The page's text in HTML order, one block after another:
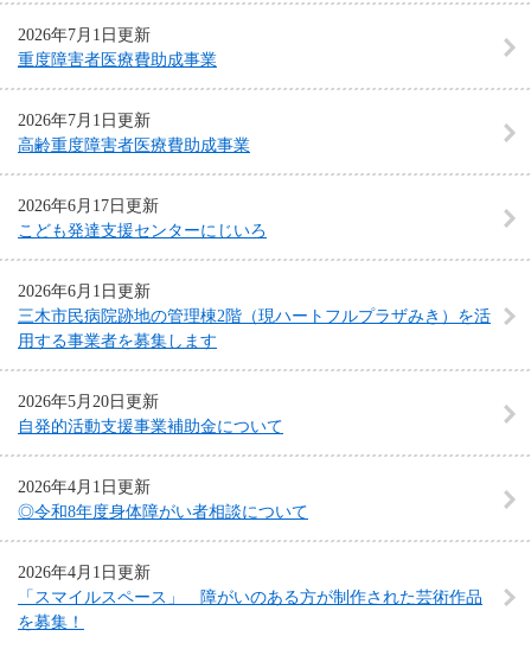
2026年7月1日更新
重度障害者医療費助成事業
2026年7月1日更新
高齢重度障害者医療費助成事業
2026年6月17日更新
こども発達支援センターにじいろ
2026年6月1日更新
三木市民病院跡地の管理棟2階（現ハートフルプラザみき）を活
用する事業者を募集します
2026年5月20日更新
自発的活動支援事業補助金について
2026年4月1日更新
◎令和8年度身体障がい者相談について
2026年4月1日更新
「スマイルスペース」 障がいのある方が制作された芸術作品
を募集！